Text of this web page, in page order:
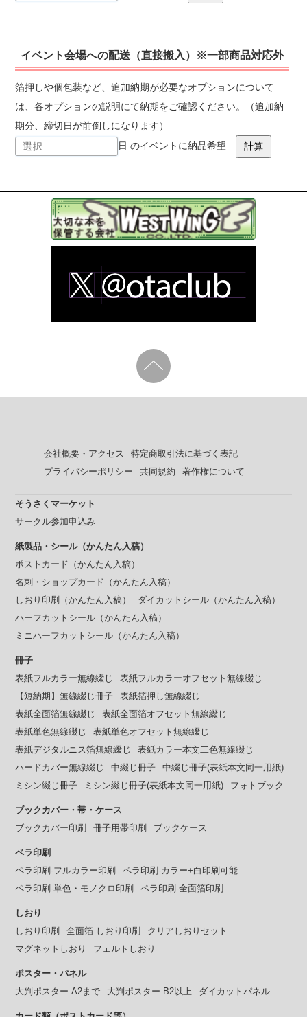
イベント会場への配送（直接搬入）※一部商品対応外
箔押しや個包装など、追加納期が必要なオプションについて
は、各オプションの説明にて納期をご確認ください。（追加納
期分、締切日が前倒しになります）
日 のイベントに納品希望
会社概要・アクセス
特定商取引法に基づく表記
プライバシーポリシー
共同規約 著作権について
そうさくマーケット
サークル参加申込み
紙製品・シール（かんたん入稿）
ポストカード（かんたん入稿）
名刺・ショップカード（かんたん入稿）
しおり印刷（かんたん入稿）
ダイカットシール（かんたん入稿）
ハーフカットシール（かんたん入稿）
ミニハーフカットシール（かんたん入稿）
冊子
表紙フルカラー無線綴じ
表紙フルカラーオフセット無線綴じ
【短納期】無線綴じ冊子
表紙箔押し無線綴じ
表紙全面箔無線綴じ
表紙全面箔オフセット無線綴じ
表紙単色無線綴じ
表紙単色オフセット無線綴じ
表紙デジタルニス箔無線綴じ
表紙カラー本文二色無線綴じ
ハードカバー無線綴じ
中綴じ冊子
中綴じ冊子(表紙本文同一用紙)
ミシン綴じ冊子
ミシン綴じ冊子(表紙本文同一用紙) フォトブック
ブックカバー・帯・ケース
ブックカバー印刷
冊子用帯印刷 ブックケース
ペラ印刷
ペラ印刷-フルカラー印刷
ペラ印刷-カラー+白印刷可能
ペラ印刷-単色・モノクロ印刷
ペラ印刷-全面箔印刷
しおり
しおり印刷
全面箔 しおり印刷
クリアしおりセット
マグネットしおり
フェルトしおり
ポスター・パネル
大判ポスター A2まで
大判ポスター B2以上 ダイカットパネル